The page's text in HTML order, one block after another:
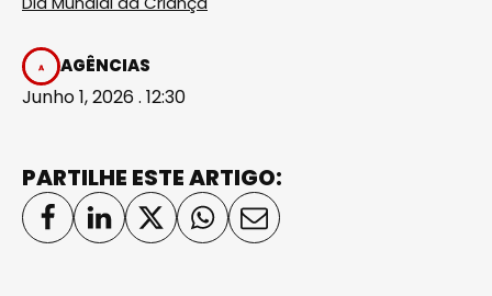
AGÊNCIAS
Junho 1, 2026 . 12:30
PARTILHE ESTE ARTIGO: